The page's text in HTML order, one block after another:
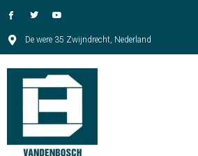
De were 35 Zwijndrecht, Nederland